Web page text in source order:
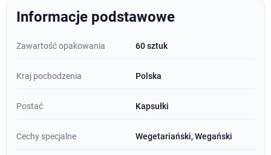
Informacje podstawowe
Zawartość opakowania 60 sztuk
Kraj pochodzenia Polska
Postać Kapsułki
Cechy specjalne Wegetariański, Wegański